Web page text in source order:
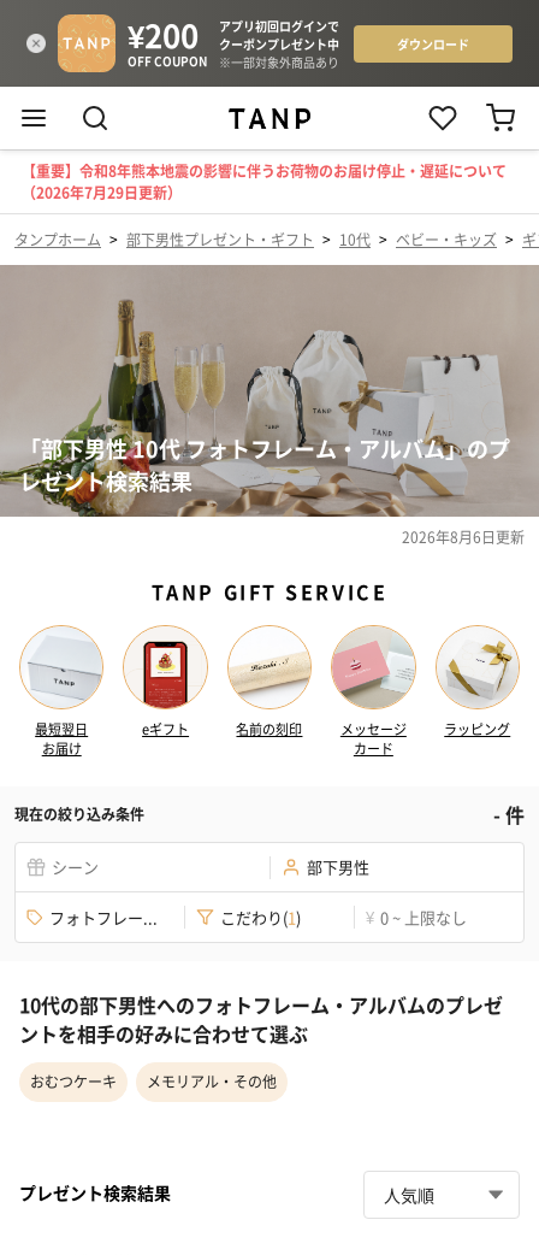
【重要】令和8年熊本地震の影響に伴うお荷物のお届け停止・遅延について
（2026年7月29日更新）
タンプホーム > 部下男性プレゼント・ギフト > 10代 > ベビー・キッズ >
「部下男性 10代 フォトフレーム・アルバム」のプ
レゼント検索結果
2026年8月6日更新
TANP GIFT SERVICE
最短翌日
お届け
eギフト 名前の刻印
メッセージ
カード
ラッピング
現在の絞り込み条件 -件
シーン 部下男性
フォトフレー... こだわり(1) ¥ 0 ~ 上限なし
10代の部下男性へのフォトフレーム・アルバムのプレゼ
ントを相手の好みに合わせて選ぶ
おむつケーキ メモリアル・その他
プレゼント検索結果